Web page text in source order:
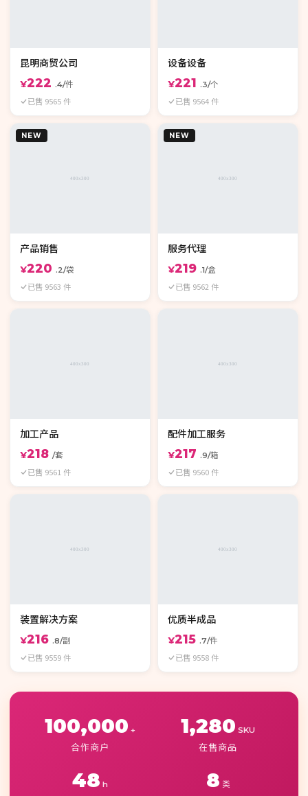
昆明商贸公司
¥222 .4/件
已售 9565 件
设备设备
¥221 .3/个
已售 9564 件
NEW
产品销售
¥220 .2/袋
已售 9563 件
NEW
服务代理
¥219 .1/盒
已售 9562 件
加工产品
¥218 /套
已售 9561 件
配件加工服务
¥217 .9/箱
已售 9560 件
装置解决方案
¥216 .8/副
已售 9559 件
优质半成品
¥215 .7/件
已售 9558 件
100,000 +
合作商户
1,280 SKU
在售商品
48 h 8 类